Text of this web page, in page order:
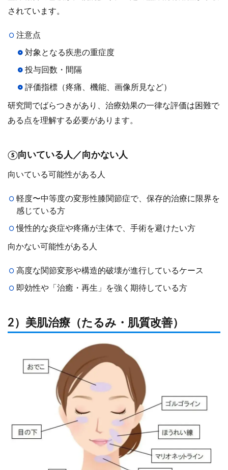
されています。
注意点
対象となる疾患の重症度
投与回数・間隔
評価指標（疼痛、機能、画像所見など）
研究間でばらつきがあり、治療効果の一律な評価は困難で
ある点を理解する必要があります。
⑤向いている人／向かない人
向いている可能性がある人
軽度〜中等度の変形性膝関節症で、保存的治療に限界を
感じている方
慢性的な炎症や疼痛が主体で、手術を避けたい方
向かない可能性がある人
高度な関節変形や構造的破壊が進行しているケース
即効性や「治癒・再生」を強く期待している方
2）美肌治療（たるみ・肌質改善）